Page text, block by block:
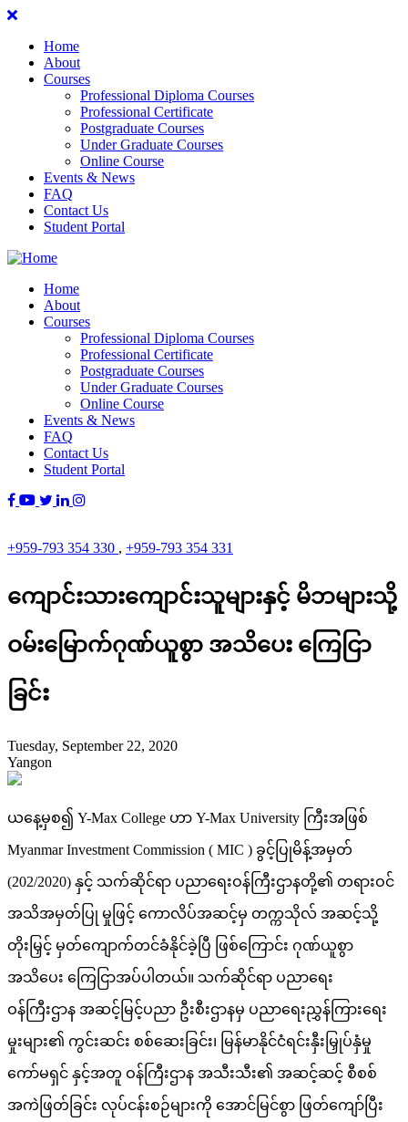
Home
About
Courses
Professional Diploma Courses
Professional Certificate
Postgraduate Courses
Under Graduate Courses
Online Course
Events & News
FAQ
Contact Us
Student Portal
Home
About
Courses
Professional Diploma Courses
Professional Certificate
Postgraduate Courses
Under Graduate Courses
Online Course
Events & News
FAQ
Contact Us
Student Portal
+959-793 354 330 , +959-793 354 331
ကျောင်းသားကျောင်းသူများနှင့် မိဘများသို့
ဝမ်းမြောက်ဂုဏ်ယူစွာ အသိပေး ကြေငြာ
ခြင်း
Tuesday, September 22, 2020
Yangon
ယနေ့မှစ၍ Y-Max College ဟာ Y-Max University ကြီးအဖြစ်
Myanmar Investment Commission ( MIC ) ခွင့်ပြုမိန့်အမှတ်
(202/2020) နှင့် သက်ဆိုင်ရာ ပညာရေးဝန်ကြီးဌာနတို့၏ တရားဝင်
အသိအမှတ်ပြု မှုဖြင့် ကောလိပ်အဆင့်မှ တက္ကသိုလ် အဆင့်သို့
တိုးမြှင့် မှတ်ကျောက်တင်ခံနိုင်ခဲ့ပြီ ဖြစ်ကြောင်း ဂုဏ်ယူစွာ
အသိပေး ကြေငြာအပ်ပါတယ်။ သက်ဆိုင်ရာ ပညာရေး
ဝန်ကြီးဌာန အဆင့်မြင့်ပညာ ဦးစီးဌာနမှ ပညာရေးညွှန်ကြားရေး
မှုးများ၏ ကွင်းဆင်း စစ်ဆေးခြင်း၊ မြန်မာနိုင်ငံရင်းနှီးမြှုပ်နှံမှု
ကော်မရှင် နှင့်အတူ ဝန်ကြီးဌာန အသီးသီး၏ အဆင့်ဆင့် စီစစ်
အကဲဖြတ်ခြင်း လုပ်ငန်းစဉ်များကို အောင်မြင်စွာ ဖြတ်ကျော်ပြီး